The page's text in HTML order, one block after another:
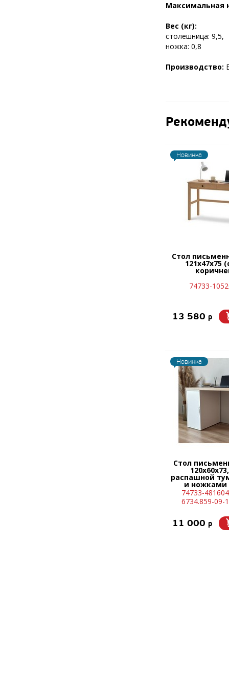
Максимальная
Вес (кг):
столешница: 9,5,
ножка: 0,8
Производство:
Новинка
Стол
121x47х75
74733-
13 580 p
Новинка
Стол
распашной
и ножками
(беленый
74733-
6734.859-09-
11 000 p